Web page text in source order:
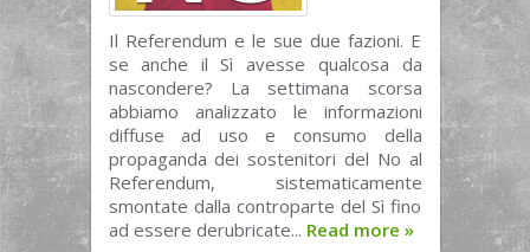
Il Referendum e le sue due fazioni. E
se anche il Sì avesse qualcosa da
nascondere? La settimana scorsa
abbiamo analizzato le informazioni
diffuse ad uso e consumo della
propaganda dei sostenitori del No al
Referendum, sistematicamente
smontate dalla controparte del Sì fino
ad essere derubricate... Read more »